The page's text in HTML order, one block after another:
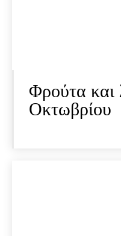
Φρούτα και
Οκτωβρίου